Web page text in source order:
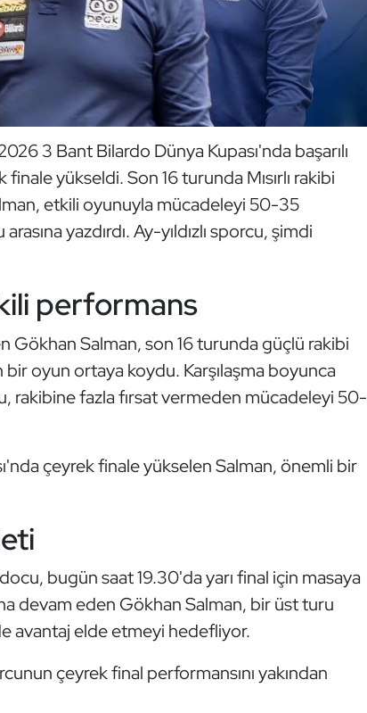
3 Bant Bilardo Dünya Kupası'nda başarılı
yükseldi. Son 16 turunda Mısırlı rakibi
etkili oyunuyla mücadeleyi 50-35
yazdırdı. Ay-yıldızlı sporcu, şimdi
performans
Gökhan Salman, son 16 turunda güçlü rakibi
bir oyun ortaya koydu. Karşılaşma boyunca
rakibine fazla fırsat vermeden mücadeleyi 50-
çeyrek finale yükselen Salman, önemli bir
bugün saat 19.30'da yarı final için masaya
devam eden Gökhan Salman, bir üst turu
avantaj elde etmeyi hedefliyor.
çeyrek final performansını yakından